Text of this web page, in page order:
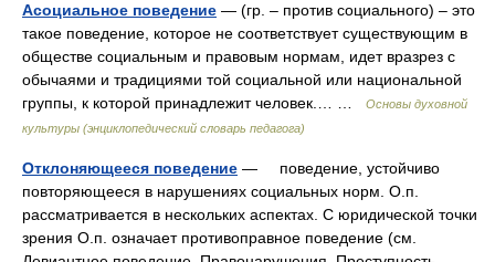
Асоциальное поведение — (гр. – против социального) – это
такое поведение, которое не соответствует существующим в
обществе социальным и правовым нормам, идет вразрез с
обычаями и традициями той социальной или национальной
группы, к которой принадлежит человек.… …
Основы духовной
культуры (энциклопедический словарь педагога)
Отклоняющееся поведение — поведение, устойчиво
повторяющееся в нарушениях социальных норм. О.п.
рассматривается в нескольких аспектах. С юридической точки
зрения О.п. означает противоправное поведение (см.